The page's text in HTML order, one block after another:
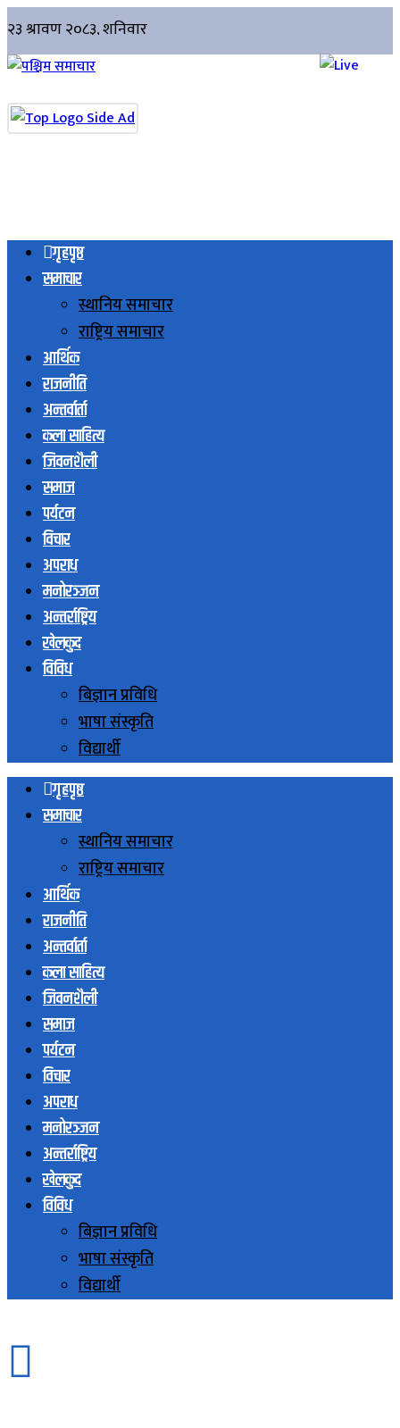
गृहपृष्ठ
समाचार
स्थानिय समाचार
राष्ट्रिय समाचार
आर्थिक
राजनीति
अन्तर्वार्ता
कला साहित्य
जिवनशैली
समाज
पर्यटन
विचार
अपराध
मनोरञ्जन
अन्तर्राष्ट्रिय
खेलकुद
विविध
बिज्ञान प्रविधि
भाषा संस्कृति
विद्यार्थी
गृहपृष्ठ
समाचार
स्थानिय समाचार
राष्ट्रिय समाचार
आर्थिक
राजनीति
अन्तर्वार्ता
कला साहित्य
जिवनशैली
समाज
पर्यटन
विचार
अपराध
मनोरञ्जन
अन्तर्राष्ट्रिय
खेलकुद
विविध
बिज्ञान प्रविधि
भाषा संस्कृति
विद्यार्थी